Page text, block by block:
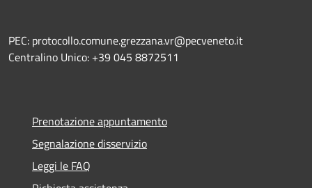
PEC: protocollo.comune.grezzana.vr@pecveneto.it
Centralino Unico: +39 045 8872511
Prenotazione appuntamento
Segnalazione disservizio
Leggi le FAQ